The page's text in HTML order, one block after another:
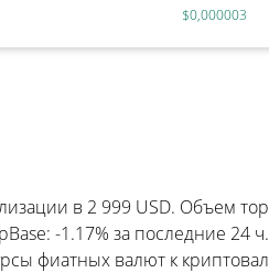
$0,000003
в 2 999 USD. Объем
-1.17% за последние 24
фиатных валют к